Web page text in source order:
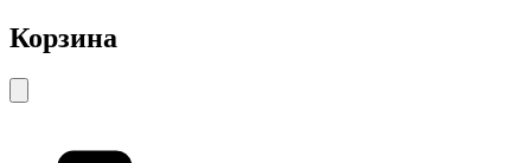
Корзина